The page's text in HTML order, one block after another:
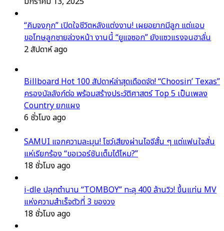
“คิมจงกุก” เปิดใจชีวิตหลังแต่งงาน! เผยอยากมีลูก แต่แอบ
ขอโทษลูกชายล่วงหน้า งานนี้ “ยูแจซอก” ยังแซวแรงจนฮาลั่น
2 สัปดาห์ ago
Billboard Hot 100 สัปดาห์ล่าสุดเดือดจัด! “Choosin’ Texas”
ครองบัลลังก์ต่อ พร้อมสร้างประวัติศาสตร์ Top 5 เป็นเพลง
Country ยกแผง
6 ชั่วโมง ago
SAMUI แจกความละมุน! โชว์เสียงผ่านไอจีสั้น ๆ แต่แฟนใจสั่น
แห่เรียกร้อง “ขอเวอร์ชันเต็มได้ไหม?”
18 ชั่วโมง ago
i-dle ปลุกตำนาน “TOMBOY” ทะลุ 400 ล้านวิว! ขึ้นแท่น MV
แห่งความสำเร็จตัวที่ 3 ของวง
18 ชั่วโมง ago